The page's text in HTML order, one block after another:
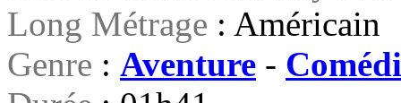
Long Métrage : Américain
Genre : Aventure -